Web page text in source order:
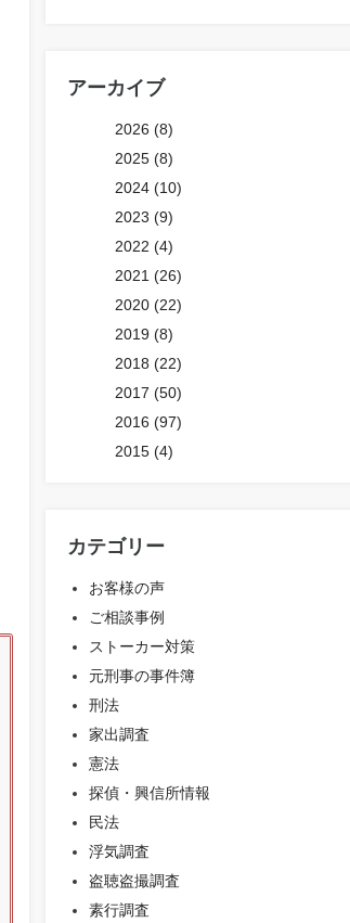
アーカイブ
2026 (8)
2025 (8)
2024 (10)
2023 (9)
2022 (4)
2021 (26)
2020 (22)
2019 (8)
2018 (22)
2017 (50)
2016 (97)
2015 (4)
カテゴリー
お客様の声
ご相談事例
ストーカー対策
元刑事の事件簿
刑法
家出調査
憲法
探偵・興信所情報
民法
浮気調査
盗聴盗撮調査
素行調査